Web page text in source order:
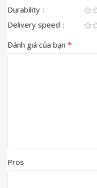
Durability
Delivery speed
Đánh giá của bạn *
Pros